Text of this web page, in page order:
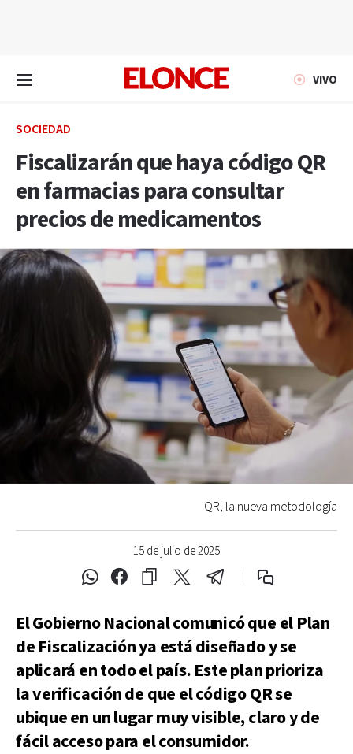
VIVO
SOCIEDAD
Fiscalizarán que haya código QR
en farmacias para consultar
precios de medicamentos
15 de julio de 2025
QR, la nueva metodología
El Gobierno Nacional comunicó que el Plan
de Fiscalización ya está diseñado y se
aplicará en todo el país. Este plan prioriza
la verificación de que el código QR se
ubique en un lugar muy visible, claro y de
fácil acceso para el consumidor.